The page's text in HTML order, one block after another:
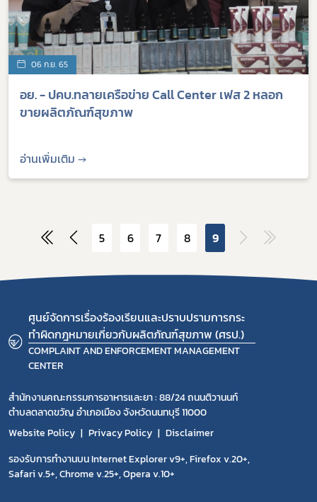
06 ก.ย. 65
อย. - ปคบ.ทลายเครือข่าย Call Center เฟส 2 หลอก
ขายผลิตภัณฑ์สุขภาพ
อ่านเพิ่มเติม →
5 6 7 8 9
ศูนย์จัดการเรื่องร้องเรียนและปราบปรามการกระ
ทำผิดกฎหมายเกี่ยวกับผลิตภัณฑ์สุขภาพ (ศรป.)
COMPLAINT AND ENFORCEMENT MANAGEMENT
CENTER
สำนักงานคณะกรรมการอาหารและยา : 88/24 ถนนติวานนท์
ตำบลตลาดขวัญ อำเภอเมือง จังหวัดนนทบุรี 11000
Website Policy
Privacy Policy
Disclaimer
รองรับการทำงานบน Internet Explorer v9+, Firefox v.20+,
Safari v.5+, Chrome v.25+, Opera v.10+